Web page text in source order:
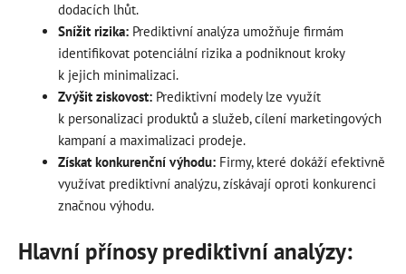
dodacích lhůt.
Snížit rizika:Prediktivní analýza umožňuje firmám
identifikovat potenciální rizika a podniknout kroky
k jejich minimalizaci.
Zvýšit ziskovost:Prediktivní modely lze využít
k personalizaci produktů a služeb, cílení marketingových
kampaní a maximalizaci prodeje.
Získat konkurenční výhodu:Firmy, které dokáží efektivně
využívat prediktivní analýzu, získávají oproti konkurenci
značnou výhodu.
Hlavní přínosy prediktivní analýzy: